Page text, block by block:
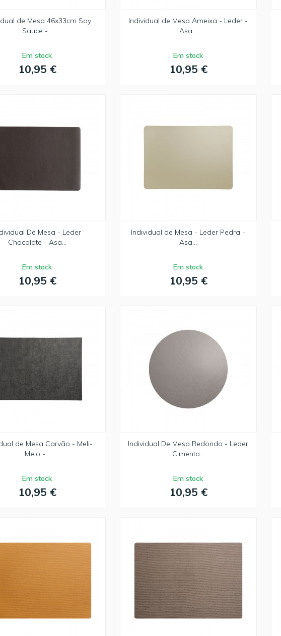
de Mesa 46x33cm Soy
Sauce -...
Em stock
10,95 €
Individual de Mesa Ameixa - Leder -
Asa...
Em stock
10,95 €
De Mesa - Leder
Chocolate - Asa...
Em stock
10,95 €
Individual de Mesa - Leder Pedra -
Asa...
Em stock
10,95 €
de Mesa Carvão - Meli-
Melo -...
Em stock
10,95 €
Individual De Mesa Redondo - Leder
Cimento...
Em stock
10,95 €